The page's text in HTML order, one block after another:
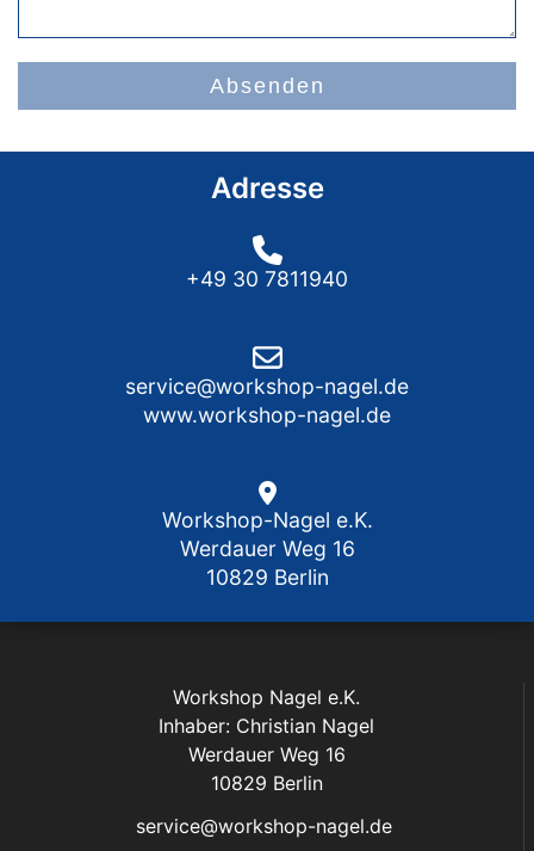
Absenden
Adresse
+49 30 7811940
service@workshop-nagel.de
www.workshop-nagel.de
Workshop-Nagel e.K.
Werdauer Weg 16
10829 Berlin
Workshop Nagel e.K.
Inhaber: Christian Nagel
Werdauer Weg 16
10829 Berlin
service@workshop-nagel.de